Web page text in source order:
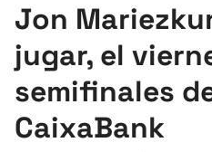
Pelota
Remo
Jon
jugar, el
semifinales
CaixaBank